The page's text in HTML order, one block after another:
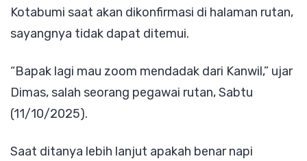
Kotabumi saat akan dikonfirmasi di halaman rutan,
sayangnya tidak dapat ditemui.
“Bapak lagi mau zoom mendadak dari Kanwil,” ujar
Dimas, salah seorang pegawai rutan, Sabtu
(11/10/2025).
Saat ditanya lebih lanjut apakah benar napi